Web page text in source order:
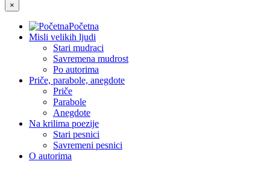
×
Početna
Misli velikih ljudi
Stari mudraci
Savremena mudrost
Po autorima
Priče, parabole, anegdote
Priče
Parabole
Anegdote
Na krilima poezije
Stari pesnici
Savremeni pesnici
O autorima